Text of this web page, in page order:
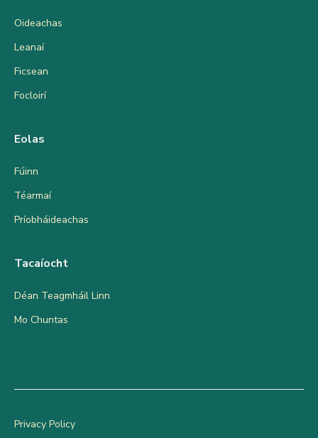
Oideachas
Leanaí
Ficsean
Focloirí
Eolas
Fúinn
Téarmaí
Príobháideachas
Tacaíocht
Déan Teagmháil Linn
Mo Chuntas
Privacy Policy